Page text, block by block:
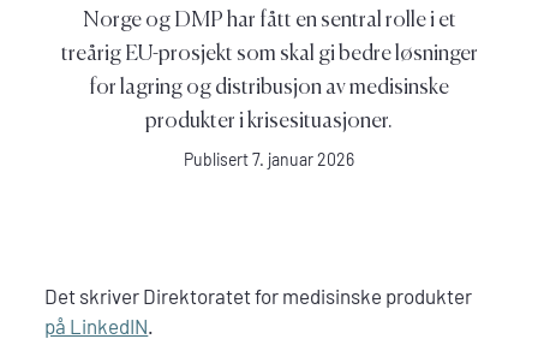
Norge og DMP har fått en sentral rolle i et
treårig EU-prosjekt som skal gi bedre løsninger
for lagring og distribusjon av medisinske
produkter i krisesituasjoner.
Publisert 7. januar 2026
Det skriver Direktoratet for medisinske produkter
på LinkedIN.